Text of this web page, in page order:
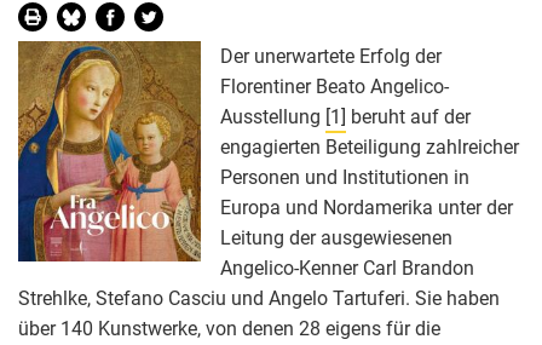
Der unerwartete Erfolg der
Florentiner Beato Angelico-
Ausstellung [1] beruht auf der
engagierten Beteiligung zahlreicher
Personen und Institutionen in
Europa und Nordamerika unter der
Leitung der ausgewiesenen
Angelico-Kenner Carl Brandon
Strehlke, Stefano Casciu und Angelo Tartuferi. Sie haben
über 140 Kunstwerke, von denen 28 eigens für die